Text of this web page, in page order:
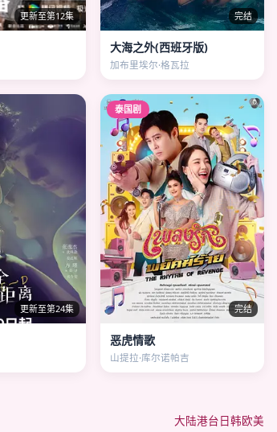
更新至第12集 完结
大海之外(西班牙版)
加布里埃尔·格瓦拉
更新至第24集
泰国剧
完结
恶虎情歌
山提拉·库尔诺帕吉
大陆港台日韩欧美